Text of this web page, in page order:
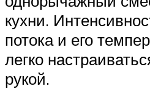
кухни.
потока и его
легко
рукой.